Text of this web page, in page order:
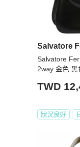
Salvatore
Salvatore
2way 金色
TWD
狀況良好